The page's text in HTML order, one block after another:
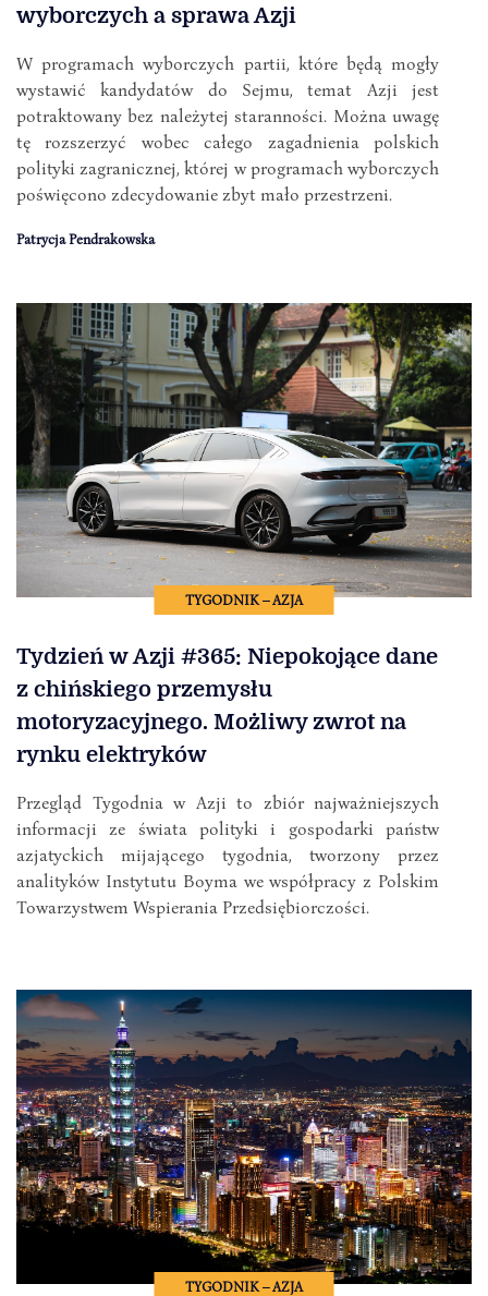
wyborczych a sprawa Azji
W programach wyborczych partii, które będą mogły
wystawić kandydatów do Sejmu, temat Azji jest
potraktowany bez należytej staranności. Można uwagę
tę rozszerzyć wobec całego zagadnienia polskich
polityki zagranicznej, której w programach wyborczych
poświęcono zdecydowanie zbyt mało przestrzeni.
Patrycja Pendrakowska
TYGODNIK – AZJA
Tydzień w Azji #365: Niepokojące dane
z chińskiego przemysłu
motoryzacyjnego. Możliwy zwrot na
rynku elektryków
Przegląd Tygodnia w Azji to zbiór najważniejszych
informacji ze świata polityki i gospodarki państw
azjatyckich mijającego tygodnia, tworzony przez
analityków Instytutu Boyma we współpracy z Polskim
Towarzystwem Wspierania Przedsiębiorczości.
TYGODNIK – AZJA